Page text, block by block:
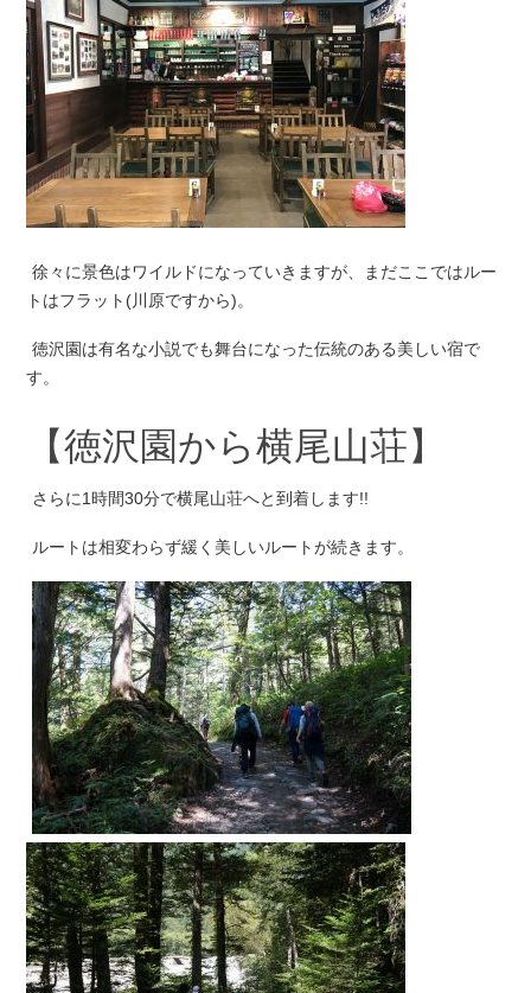
徐々に景色はワイルドになっていきますが、まだここではルー
トはフラット(川原ですから)。
徳沢園は有名な小説でも舞台になった伝統のある美しい宿で
す。
【徳沢園から横尾山荘】
さらに1時間30分で横尾山荘へと到着します!!
ルートは相変わらず緩く美しいルートが続きます。